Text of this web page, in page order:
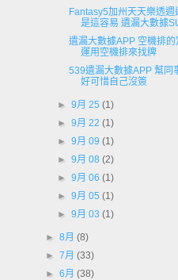
Fantasy5加州天天樂透週
是這容易 遺漏大數據
遺漏大數據APP 空機排的
運用空機排來找牌
539遺漏大數據APP 幫同
好可惜自己沒簽
► 9月 25 (1)
► 9月 22 (1)
► 9月 09 (1)
► 9月 08 (2)
► 9月 06 (1)
► 9月 05 (1)
► 9月 03 (1)
►8月(8)
►7月(33)
►6月(38)